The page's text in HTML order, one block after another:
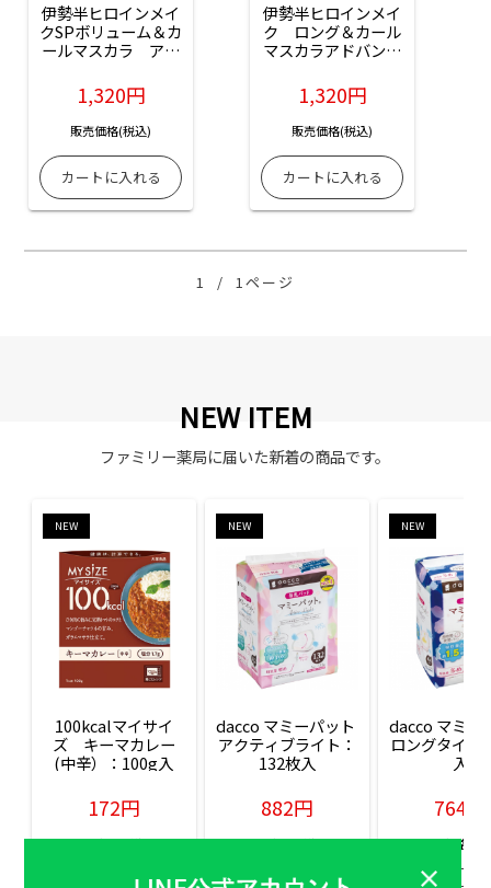
伊勢半ヒロインメイ
クSPボリューム＆カ
ールマスカラ　アド
（01：漆黒ブラッ
ク）：1本入
1,320円
販売価格(税込)
伊勢半ヒロインメイ
ク　ロング＆カール
マスカラアドバンス
ン：1本入
1,320円
販売価格(税込)
1 / 1ページ
NEW ITEM
ファミリー薬局に届いた新着の商品です。
NEW
100kcalマイサイ
ズ　キーマカレー
(中辛）：100g入
172円
販売価格(税込)
NEW
dacco マミーパット
アクティブライト：
132枚入
882円
販売価格(税込)
NEW
dacco マミー
ロングタイム
入
764円
販売価格(税